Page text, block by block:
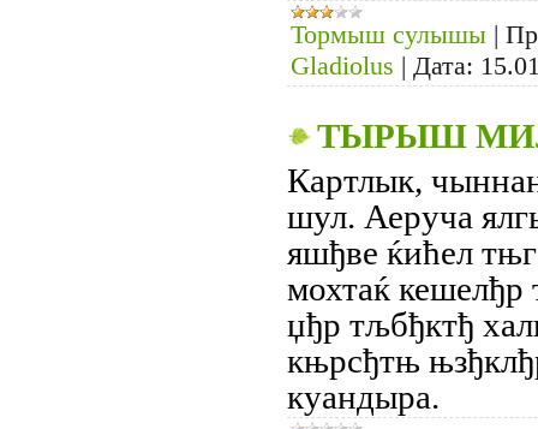
Тормыш сулышы |
Gladiolus | Дата:
ТЫРЫШ
Картлык,
шул. Аеруча
яшђве ќићел
мохтаќ
џђр тљбђктђ
књрсђтњ
куандыра.